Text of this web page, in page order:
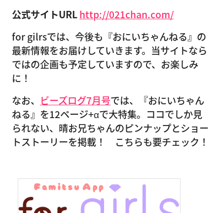
公式サイトURLhttp://021chan.com/
for gilrsでは、今後も『おにいちゃんねる』の
最新情報をお届けしていきます。当サイトなら
ではの企画も予定していますので、お楽しみ
に！
なお、 ビーズログ7月号では、『おにいちゃん
ねる』を12ページ+αで大特集。ココでしか見
られない、晴お兄ちゃんのピンナップとショー
トストーリーを掲載！ こちらも要チェック！